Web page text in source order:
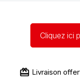
Cliquez ici
Livraison